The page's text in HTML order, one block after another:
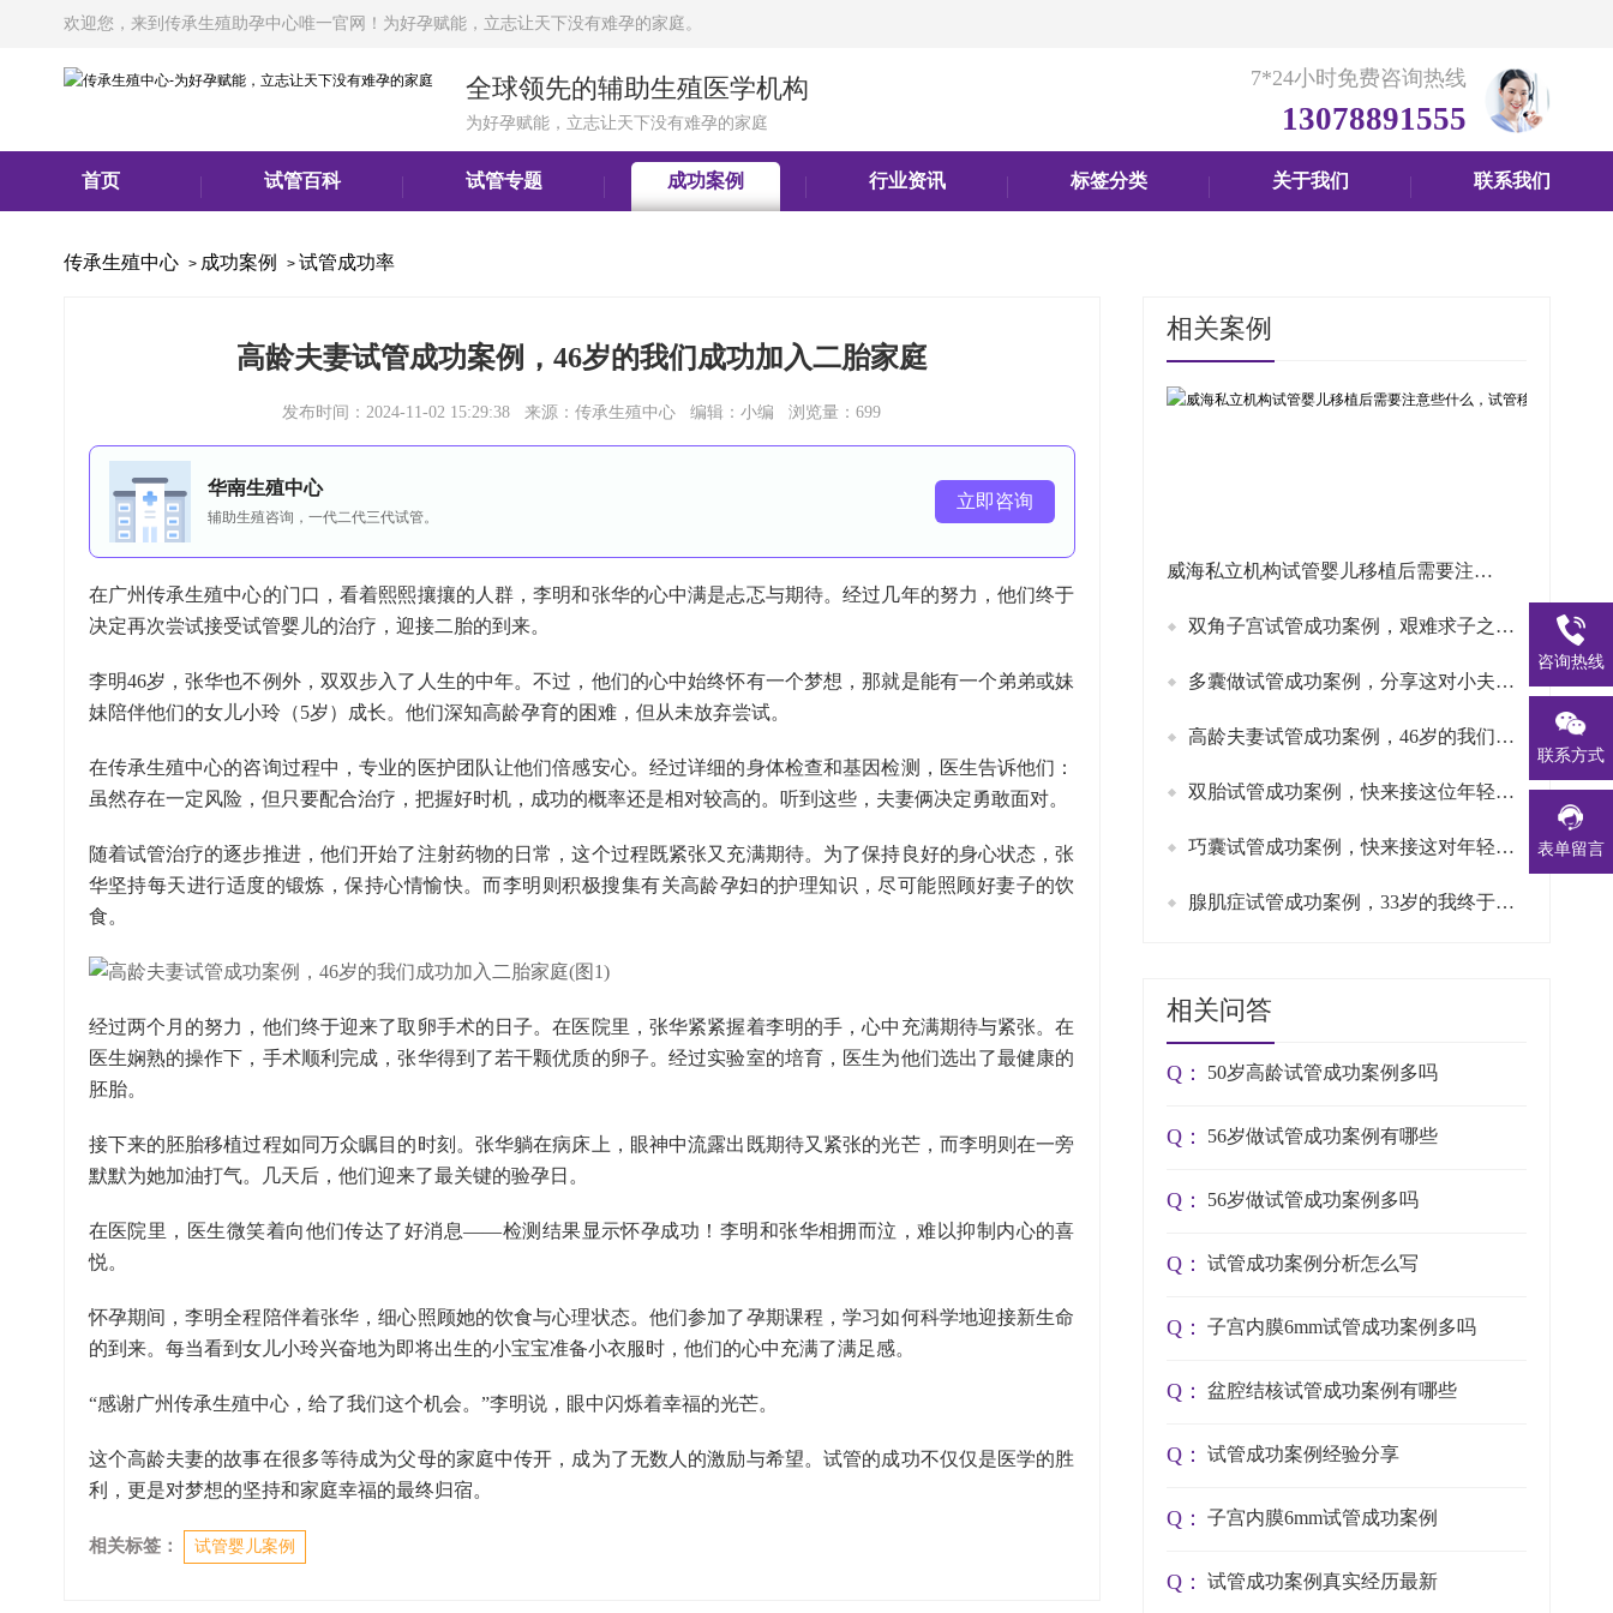
欢迎您，来到传承生殖助孕中心唯一官网！为好孕赋能，立志让天下没有难孕的家庭。
全球领先的辅助生殖医学机构
为好孕赋能，立志让天下没有难孕的家庭
7*24小时免费咨询热线
13078891555
首页 试管百科 试管专题 成功案例 行业资讯 标签分类 关于我们 联系我们
传承生殖中心 > 成功案例 > 试管成功率
高龄夫妻试管成功案例，46岁的我们成功加入二胎家庭
发布时间：2024-11-02 15:29:38 来源：传承生殖中心 编辑：小编 浏览量：699
华南生殖中心
辅助生殖咨询，一代二代三代试管。
立即咨询
在广州传承生殖中心的门口，看着熙熙攘攘的人群，李明和张华的心中满是忐忑与期待。经过几年的努力，他们终于
决定再次尝试接受试管婴儿的治疗，迎接二胎的到来。
李明46岁，张华也不例外，双双步入了人生的中年。不过，他们的心中始终怀有一个梦想，那就是能有一个弟弟或妹
妹陪伴他们的女儿小玲（5岁）成长。他们深知高龄孕育的困难，但从未放弃尝试。
在传承生殖中心的咨询过程中，专业的医护团队让他们倍感安心。经过详细的身体检查和基因检测，医生告诉他们：
虽然存在一定风险，但只要配合治疗，把握好时机，成功的概率还是相对较高的。听到这些，夫妻俩决定勇敢面对。
随着试管治疗的逐步推进，他们开始了注射药物的日常，这个过程既紧张又充满期待。为了保持良好的身心状态，张
华坚持每天进行适度的锻炼，保持心情愉快。而李明则积极搜集有关高龄孕妇的护理知识，尽可能照顾好妻子的饮
食。
经过两个月的努力，他们终于迎来了取卵手术的日子。在医院里，张华紧紧握着李明的手，心中充满期待与紧张。在
医生娴熟的操作下，手术顺利完成，张华得到了若干颗优质的卵子。经过实验室的培育，医生为他们选出了最健康的
胚胎。
接下来的胚胎移植过程如同万众瞩目的时刻。张华躺在病床上，眼神中流露出既期待又紧张的光芒，而李明则在一旁
默默为她加油打气。几天后，他们迎来了最关键的验孕日。
在医院里，医生微笑着向他们传达了好消息——检测结果显示怀孕成功！李明和张华相拥而泣，难以抑制内心的喜
悦。
怀孕期间，李明全程陪伴着张华，细心照顾她的饮食与心理状态。他们参加了孕期课程，学习如何科学地迎接新生命
的到来。每当看到女儿小玲兴奋地为即将出生的小宝宝准备小衣服时，他们的心中充满了满足感。
“感谢广州传承生殖中心，给了我们这个机会。”李明说，眼中闪烁着幸福的光芒。
这个高龄夫妻的故事在很多等待成为父母的家庭中传开，成为了无数人的激励与希望。试管的成功不仅仅是医学的胜
利，更是对梦想的坚持和家庭幸福的最终归宿。
相关标签： 试管婴儿案例
相关案例
威海私立机构试管婴儿移植后需要注意些什么，试管移植后护理指南
双角子宫试管成功案例，艰难求子之路终结于这家医院
多囊做试管成功案例，分享这对小夫妻试管一次抱俩的故事
高龄夫妻试管成功案例，46岁的我们成功加入二胎家庭
双胎试管成功案例，快来接这位年轻妈妈的好“孕”气吧
巧囊试管成功案例，快来接这对年轻小夫妻的好孕吧
腺肌症试管成功案例，33岁的我终于成为妈妈啦
相关问答
Q： 50岁高龄试管成功案例多吗
Q： 56岁做试管成功案例有哪些
Q： 56岁做试管成功案例多吗
Q： 试管成功案例分析怎么写
Q： 子宫内膜6mm试管成功案例多吗
Q： 盆腔结核试管成功案例有哪些
Q： 试管成功案例经验分享
Q： 子宫内膜6mm试管成功案例
Q： 试管成功案例真实经历最新
咨询热线
联系方式
表单留言